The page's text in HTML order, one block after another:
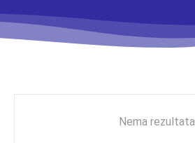
Nema rezultata